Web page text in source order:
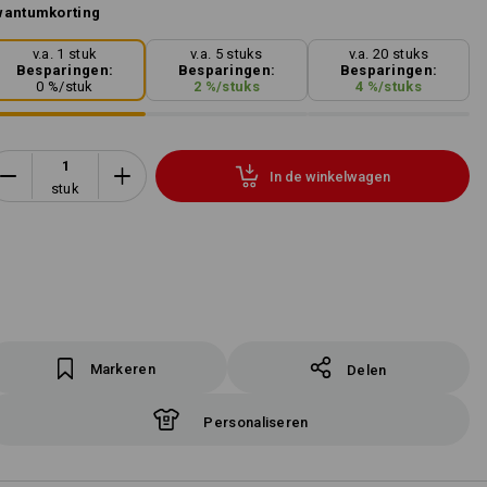
v.a. 1 stuk
Besparingen:
0 %/stuk
v.a. 5 stuks
Besparingen:
2 %/stuks
v.a. 20 stuks
Besparingen:
4 %/stuks
stuk
In de winkelwagen
Markeren Delen
Personaliseren